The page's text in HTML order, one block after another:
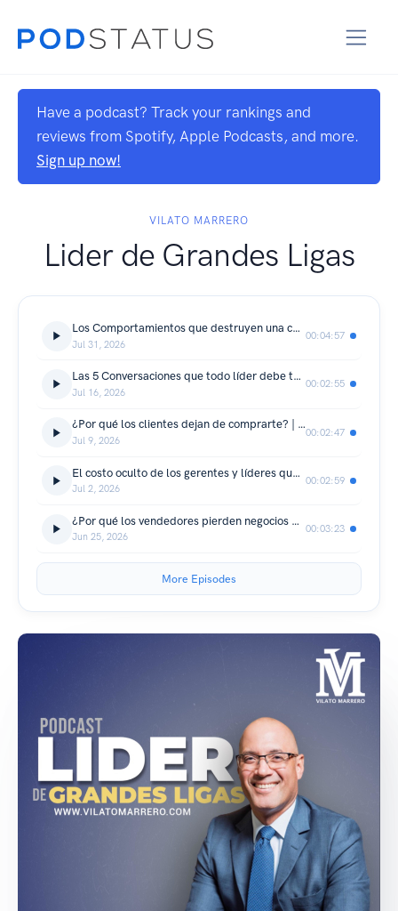
Have a podcast? Track your rankings and
reviews from Spotify, Apple Podcasts, and more.
Sign up now!
VILATO MARRERO
Lider de Grandes Ligas
Los Comportamientos que destruyen una cultura organizacional | Episodio 177
Jul 31, 2026
00:04:57
Las 5 Conversaciones que todo líder debe tener semanalmente | Episodio 176
Jul 16, 2026
00:02:55
¿Por qué los clientes dejan de comprarte? | Episodio 175
Jul 9, 2026
00:02:47
El costo oculto de los gerentes y líderes que no dan seguimiento | Episodio 174
Jul 2, 2026
00:02:59
¿Por qué los vendedores pierden negocios que debieron ganar? | Episodio 173
Jun 25, 2026
00:03:23
More Episodes